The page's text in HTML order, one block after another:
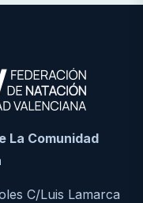
La Comunidad
C/Luis Lamarca